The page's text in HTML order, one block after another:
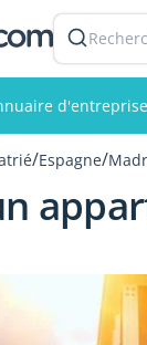
/Espagne/